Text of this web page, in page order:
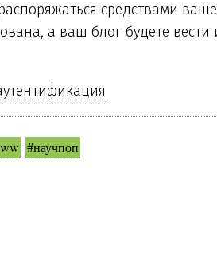
средствами
а ваш блог будете вести
#научпоп